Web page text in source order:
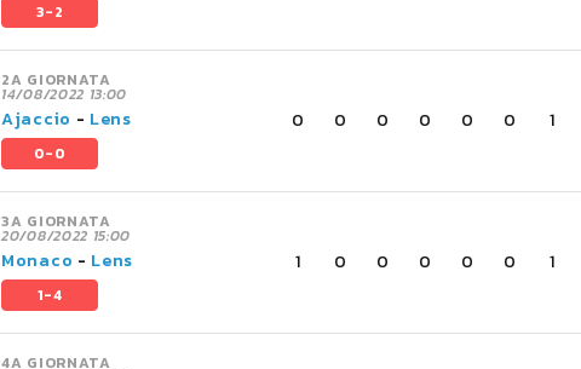
3-2
2A GIORNATA
14/08/2022 13:00
Ajaccio - Lens
0-0
0 0 0 0 0 0 1
3A GIORNATA
20/08/2022 15:00
Monaco - Lens
1-4
1 0 0 0 0 0 1
4A GIORNATA